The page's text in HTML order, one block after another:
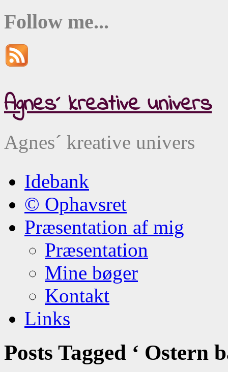
Follow me...
Agnes´ kreative univers
Agnes´ kreative univers
Idebank
© Ophavsret
Præsentation af mig
Præsentation
Mine bøger
Kontakt
Links
Posts Tagged ‘ Ostern